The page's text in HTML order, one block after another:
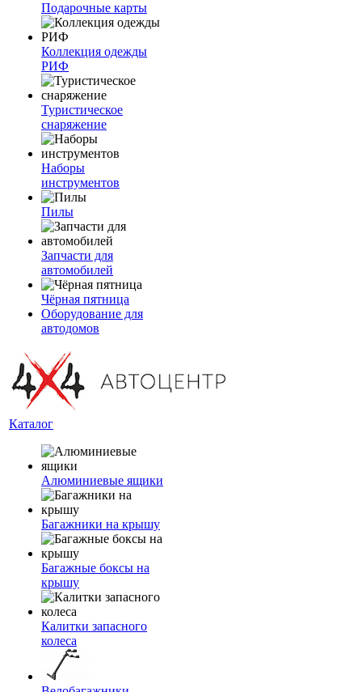
Подарочные карты
Коллекция одежды
РИФ
Туристическое
снаряжение
Наборы
инструментов
Пилы
Запчасти для
автомобилей
Чёрная пятница
Оборудование для
автодомов
Каталог
Алюминиевые ящики
Багажники на крышу
Багажные боксы на
крышу
Калитки запасного
колеса